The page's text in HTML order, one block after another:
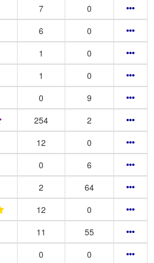
7
0
6
0
1
0
1
0
0
9
254
2
12
0
0
6
2
64
12
0
11
55
0
0